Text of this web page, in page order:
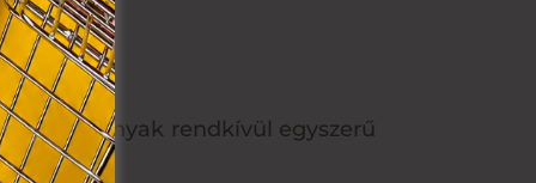
a V-nyak rendkívül egyszerű